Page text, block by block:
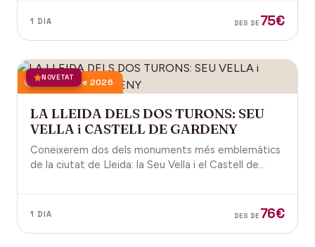
1 DIA DES DE 75€
NOVETAT
21 novembre 2026
LA LLEIDA DELS DOS TURONS: SEU
VELLA i CASTELL DE GARDENY
Coneixerem dos dels monuments més emblemàtics
de la ciutat de Lleida: la Seu Vella i el Castell de
1 DIA DES DE 76€